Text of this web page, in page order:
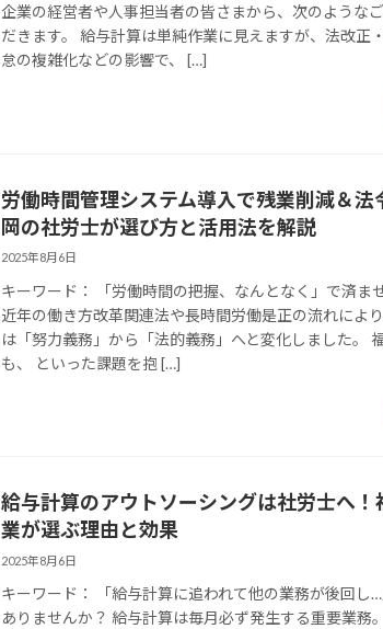
企業の経営者や人事担当者の皆さまから、次のような
だきます。 給与計算は単純作業に見えますが、法改正
怠の複雑化などの影響で、 […]
労働時間管理システム導入で残業削減＆法
岡の社労士が選び方と活用法を解説
2025年8月6日
キーワード： 「労働時間の把握、なんとなく」で済ま
近年の働き方改革関連法や長時間労働是正の流れによ
は「努力義務」から「法的義務」へと変化しました。
も、 といった課題を抱 […]
給与計算のアウトソーシングは社労士へ！
業が選ぶ理由と効果
2025年8月6日
キーワード： 「給与計算に追われて他の業務が後回し…
ありませんか？ 給与計算は毎月必ず発生する重要業務